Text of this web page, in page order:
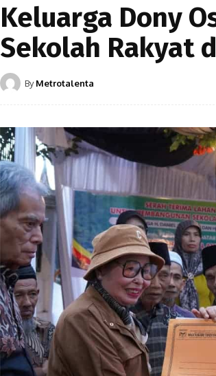
Keluarga Dony
Sekolah Rakyat
By Metrotalenta